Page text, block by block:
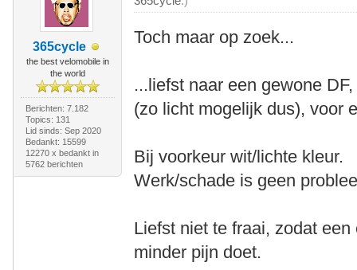
365cycle
the best velomobile in
the world
Berichten: 7.182
Topics: 131
Lid sinds: Sep 2020
Bedankt: 15599
12270 x bedankt in
5762 berichten
Toch maar op zoek...
...liefst naar een gewone
(zo licht mogelijk dus), voor
Bij voorkeur wit/lichte kleur.
Werk/schade is geen
Liefst niet te fraai, zodat
minder pijn doet.